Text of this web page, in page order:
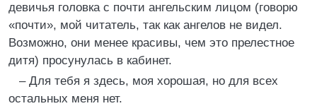
девичья головка с почти ангельским лицом (говорю
«почти», мой читатель, так как ангелов не видел.
Возможно, они менее красивы, чем это прелестное
дитя) просунулась в кабинет.
– Для тебя я здесь, моя хорошая, но для всех
остальных меня нет.